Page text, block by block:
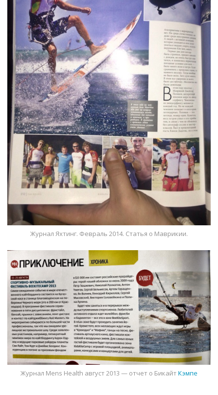
Журнал Яхтинг. Февраль 2014. Статья о Маврикии.
Журнал Mens Health август 2013 — отчет о БикайтКэмпе